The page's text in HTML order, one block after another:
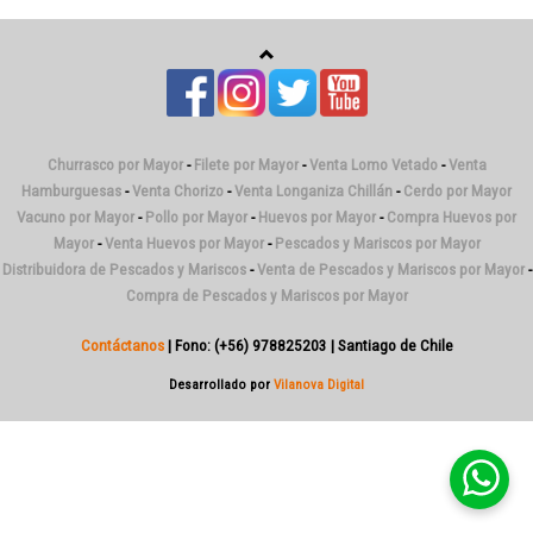
Churrasco por Mayor- Filete por Mayor-Venta Lomo Vetado-Venta
Hamburguesas -Venta Chorizo -Venta Longaniza Chillán - Cerdo por Mayor
Vacuno por Mayor - Pollo por Mayor - Huevos por Mayor - Compra Huevos por
Mayor-Venta Huevos por Mayor- Pescados y Mariscos por Mayor
Distribuidora de Pescados y Mariscos-Venta de Pescados y Mariscos por Mayor-
Compra de Pescados y Mariscos por Mayor
Contáctanos| Fono: (+56) 978825203 | Santiago de Chile
Desarrollado por Vilanova Digital